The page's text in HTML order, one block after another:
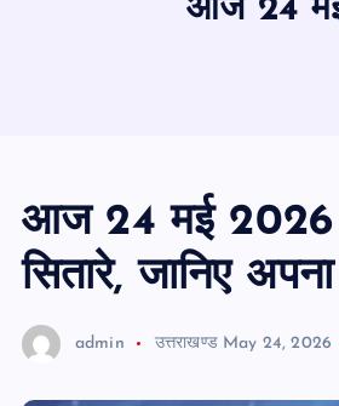
आज 24 मई
आज 24 मई 2026
सितारे, जानिए
admin उत्तराखण्ड May 24, 2026